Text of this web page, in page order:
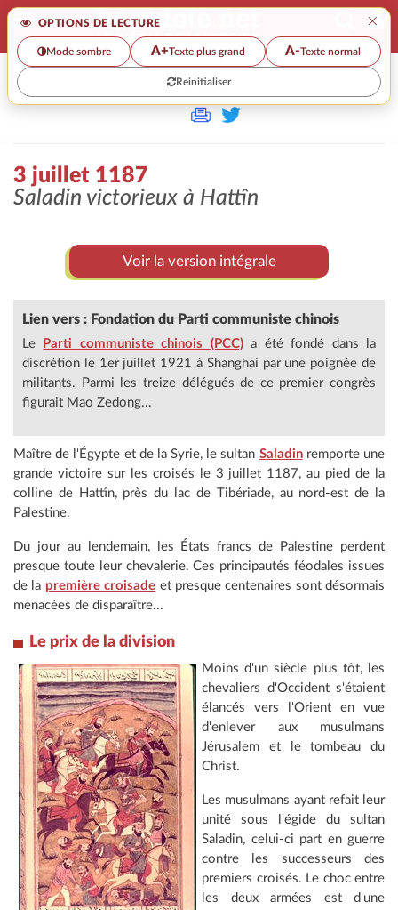
OPTIONS DE LECTURE ×
Mode sombre A+Texte plus grand A-Texte normal
Reinitialiser
>
3 juillet 1187
Saladin victorieux à Hattîn
Voir la version intégrale
Lien vers : Fondation du Parti communiste chinois
Le Parti communiste chinois (PCC)a été fondé dans la
discrétion le 1er juillet 1921 à Shanghai par une poignée de
militants. Parmi les treize délégués de ce premier congrès
figurait Mao Zedong...
Maître de l'Égypte et de la Syrie, le sultan Saladinremporte une
grande victoire sur les croisés le 3 juillet 1187, au pied de la
colline de Hattîn, près du lac de Tibériade, au nord-est de la
Palestine.
Du jour au lendemain, les États francs de Palestine perdent
presque toute leur chevalerie. Ces principautés féodales issues
de la première croisade et presque centenaires sont désormais
menacées de disparaître...
Le prix de la division
Moins d'un siècle plus tôt, les
chevaliers d'Occident s'étaient
élancés vers l'Orient en vue
d'enlever aux musulmans
Jérusalem et le tombeau du
Christ.
Les musulmans ayant refait leur
unité sous l'égide du sultan
Saladin, celui-ci part en guerre
contre les successeurs des
premiers croisés. Le choc entre
les deux armées est d'une